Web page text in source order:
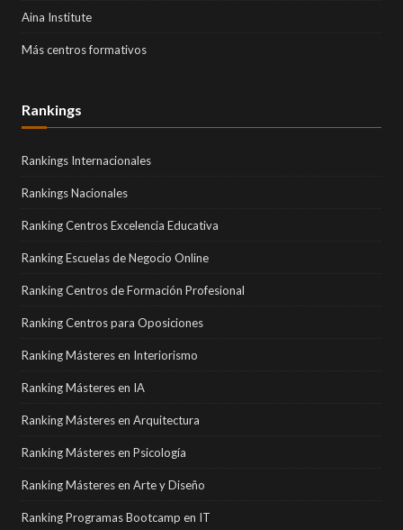
Aina Institute
Más centros formativos
Rankings
Rankings Internacionales
Rankings Nacionales
Ranking Centros Excelencia Educativa
Ranking Escuelas de Negocio Online
Ranking Centros de Formación Profesional
Ranking Centros para Oposiciones
Ranking Másteres en Interiorismo
Ranking Másteres en IA
Ranking Másteres en Arquitectura
Ranking Másteres en Psicología
Ranking Másteres en Arte y Diseño
Ranking Programas Bootcamp en IT